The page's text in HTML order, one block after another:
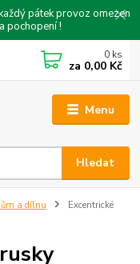
pátek provoz omezen
pochopení !
Menu
Hledat
0 ks
za 0,00 Kč
a dílnu
Excentrické